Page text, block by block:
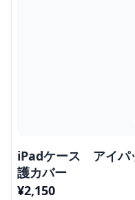
iPadケース アイパ
護カバー
¥2,150